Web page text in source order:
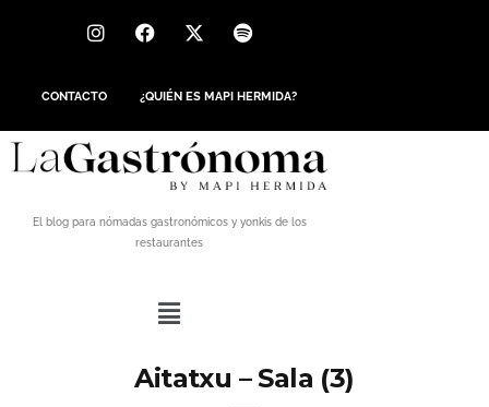
CONTACTO ¿QUIÉN ES MAPI HERMIDA?
El blog para nómadas gastronómicos y yonkis de los
restaurantes
Aitatxu – Sala (3)